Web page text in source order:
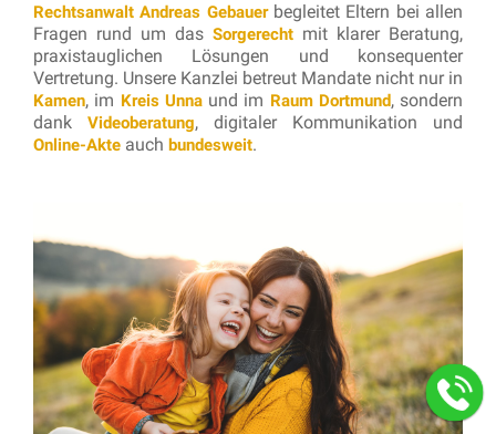
Rechtsanwalt Andreas Gebauerbegleitet Eltern bei allen
Fragen rund um das Sorgerecht mit klarer Beratung,
praxistauglichen Lösungen und konsequenter
Vertretung. Unsere Kanzlei betreut Mandate nicht nur in
Kamen, im Kreis Unnaund im Raum Dortmund, sondern
dank Videoberatung, digitaler Kommunikation und
Online-Akte auch bundesweit.